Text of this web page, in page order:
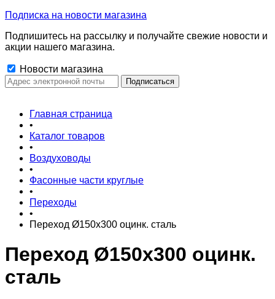
Подписка на новости магазина
Подпишитесь на рассылку и получайте свежие новости и
акции нашего магазина.
Новости магазина
Главная страница
•
Каталог товаров
•
Воздуховоды
•
Фасонные части круглые
•
Переходы
•
Переход Ø150x300 оцинк. сталь
Переход Ø150x300 оцинк.
сталь